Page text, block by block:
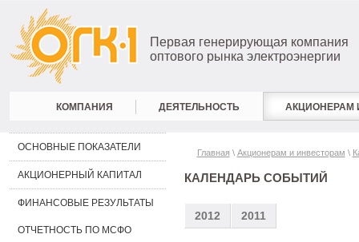
Первая генерирующая компания
оптового рынка электроэнергии
КОМПАНИЯ ДЕЯТЕЛЬНОСТЬ АКЦИОНЕРАМ
ОСНОВНЫЕ ПОКАЗАТЕЛИ
АКЦИОНЕРНЫЙ КАПИТАЛ
ФИНАНСОВЫЕ РЕЗУЛЬТАТЫ
ОТЧЕТНОСТЬ ПО МСФО
Главная \ Акционерам и инвесторам \
КАЛЕНДАРЬ СОБЫТИЙ
2012 2011